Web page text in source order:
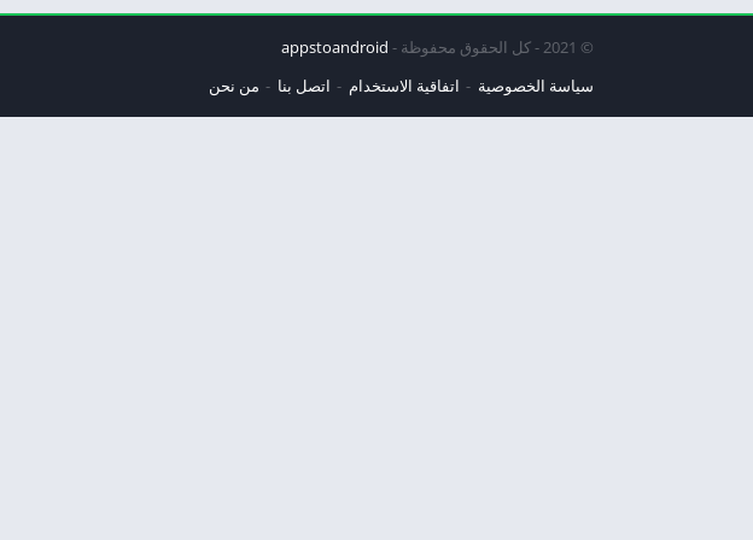
© 2021 - كل الحقوق محفوظة -
appstoandroid
سياسة الخصوصية
اتفاقية الاستخدام اتصل بنا من نحن